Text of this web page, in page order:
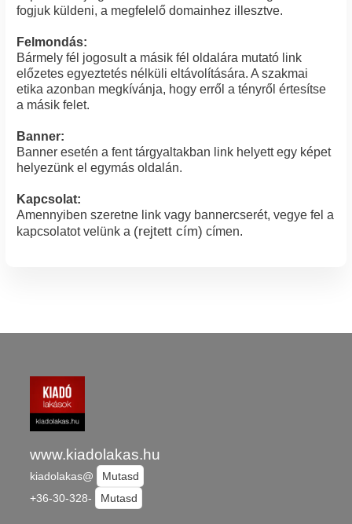
fogjuk küldeni, a megfelelő domainhez illesztve.
Felmondás:
Bármely fél jogosult a másik fél oldalára mutató link
előzetes egyeztetés nélküli eltávolítására. A szakmai
etika azonban megkívánja, hogy erről a tényről értesítse
a másik felet.
Banner:
Banner esetén a fent tárgyaltakban link helyett egy képet
helyezünk el egymás oldalán.
Kapcsolat:
Amennyiben szeretne link vagy bannercserét, vegye fel a
kapcsolatot velünk a (rejtett cím) címen.
www.kiadolakas.hu
kiadolakas@
Mutasd
+36-30-328-
Mutasd